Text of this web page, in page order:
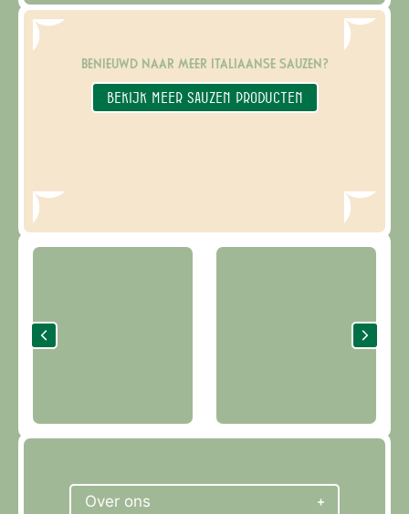
BENIEUWD NAAR MEER ITALIAANSE SAUZEN?
BEKIJK MEER SAUZEN PRODUCTEN
Over ons